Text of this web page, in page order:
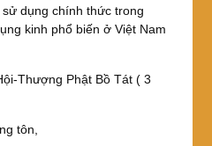
dụng chính thức trong
kinh phổ biến ở Việt Nam
Thượng Phật Bồ Tát ( 3
tôn,